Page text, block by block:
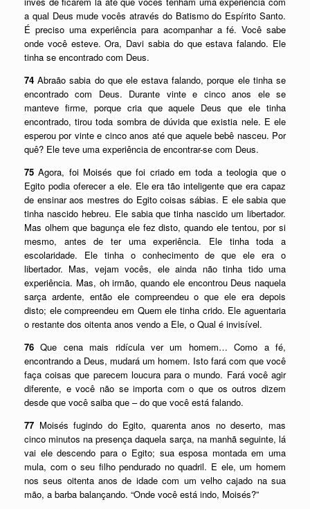
a qual Deus mude vocês através do Batismo do Espírito Santo.
É preciso uma experiência para acompanhar a fé. Você sabe
onde você esteve. Ora, Davi sabia do que estava falando. Ele
tinha se encontrado com Deus.
74 Abraão sabia do que ele estava falando, porque ele tinha se
encontrado com Deus. Durante vinte e cinco anos ele se
manteve firme, porque cria que aquele Deus que ele tinha
encontrado, tirou toda sombra de dúvida que existia nele. E ele
esperou por vinte e cinco anos até que aquele bebê nasceu. Por
quê? Ele teve uma experiência de encontrar-se com Deus.
75 Agora, foi Moisés que foi criado em toda a teologia que o
Egito podia oferecer a ele. Ele era tão inteligente que era capaz
de ensinar aos mestres do Egito coisas sábias. E ele sabia que
tinha nascido hebreu. Ele sabia que tinha nascido um libertador.
Mas olhem que bagunça ele fez disto, quando ele tentou, por si
mesmo, antes de ter uma experiência. Ele tinha toda a
escolaridade. Ele tinha o conhecimento de que ele era o
libertador. Mas, vejam vocês, ele ainda não tinha tido uma
experiência. Mas, oh irmão, quando ele encontrou Deus naquela
sarça ardente, então ele compreendeu o que ele era depois
disto; ele compreendeu em Quem ele tinha crido. Ele aguentaria
o restante dos oitenta anos vendo a Ele, o Qual é invisível.
76 Que cena mais ridícula ver um homem… Como a fé,
encontrando a Deus, mudará um homem. Isto fará com que você
faça coisas que parecem loucura para o mundo. Fará você agir
diferente, e você não se importa com o que os outros dizem
desde que você saiba que – do que você está falando.
77 Moisés fugindo do Egito, quarenta anos no deserto, mas
cinco minutos na presença daquela sarça, na manhã seguinte, lá
vai ele descendo para o Egito; sua esposa montada em uma
mula, com o seu filho pendurado no quadril. E ele, um homem
nos seus oitenta anos de idade com um velho cajado na sua
mão, a barba balançando. “Onde você está indo, Moisés?”